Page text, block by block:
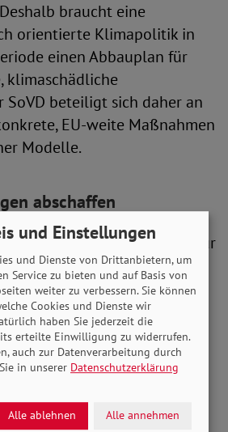
braucht eine
orientierte Klimapolitik in
einen Abbauplan für
klima­schädliche
SoVD beteiligt sich daher an
EU-weite Maßnahmen
Modelle.
abschaffen
fünf konkrete Forderungen für
orientierte
besteuern
Schutz nur noch für
durch CO2
werden
und Einstellungen
und Dienste von Drittanbietern, um
Service zu bieten und auf Basis von
weiter zu verbessern. Sie können
Cookies und Dienste wir
haben Sie jederzeit die
erteilte Einwilligung zu widerrufen.
auch zur Datenverarbeitung durch
in unserer Datenschutzerklärung
Alle ablehnen Alle annehmen